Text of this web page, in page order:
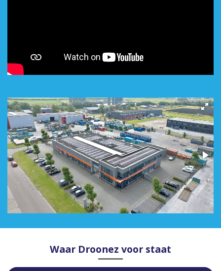
Waar Droonez voor staat